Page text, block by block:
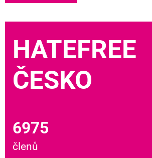
HATEFREE
ČESKO
6975
členů